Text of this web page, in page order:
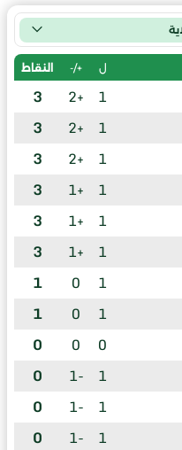
ل +/- النقاط
1
+2
3
1
+2
3
1
+2
3
1
+1
3
1
+1
3
1
+1
3
1
0
1
1
0
1
0
0
0
1
-1
0
1
-1
0
1
-1
0